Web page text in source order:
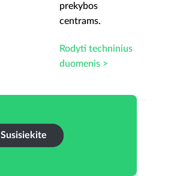
prekybos
centrams.
Rodyti techninius
duomenis >
Susisiekite